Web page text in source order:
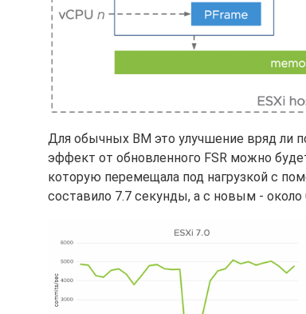
Для обычных ВМ это улучшение вряд ли
эффект от обновленного FSR можно
которую перемещала под нагрузкой с
составило 7.7 секунды, а с новым - около